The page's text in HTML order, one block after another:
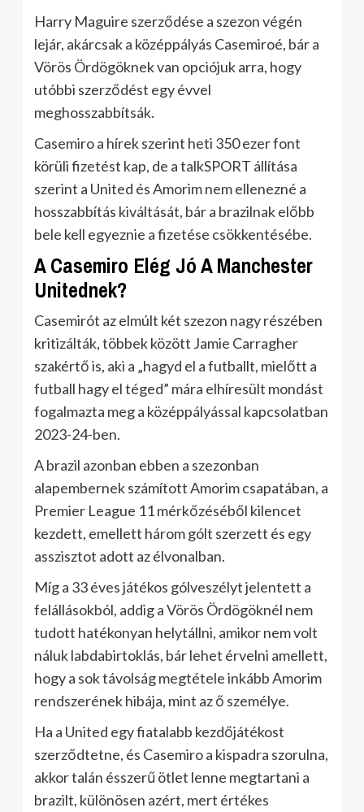
Harry Maguire szerződése a szezon végén
lejár, akárcsak a középpályás Casemiroé, bár a
Vörös Ördögöknek van opciójuk arra, hogy
utóbbi szerződést egy évvel
meghosszabbítsák.
Casemiro a hírek szerint heti 350 ezer font
körüli fizetést kap, de a talkSPORT állítása
szerint a United és Amorim nem ellenezné a
hosszabbítás kiváltását, bár a brazilnak előbb
bele kell egyeznie a fizetése csökkentésébe.
A Casemiro Elég Jó A Manchester
Unitednek?
Casemirót az elmúlt két szezon nagy részében
kritizálták, többek között Jamie Carragher
szakértő is, aki a „hagyd el a futballt, mielőtt a
futball hagy el téged” mára elhíresült mondást
fogalmazta meg a középpályással kapcsolatban
2023-24-ben.
A brazil azonban ebben a szezonban
alapembernek számított Amorim csapatában, a
Premier League 11 mérkőzéséből kilencet
kezdett, emellett három gólt szerzett és egy
asszisztot adott az élvonalban.
Míg a 33 éves játékos gólveszélyt jelentett a
felállásokból, addig a Vörös Ördögöknél nem
tudott hatékonyan helytállni, amikor nem volt
náluk labdabirtoklás, bár lehet érvelni amellett,
hogy a sok távolság megtétele inkább Amorim
rendszerének hibája, mint az ő személye.
Ha a United egy fiatalabb kezdőjátékost
szerződtetne, és Casemiro a kispadra szorulna,
akkor talán ésszerű ötlet lenne megtartani a
brazilt, különösen azért, mert értékes